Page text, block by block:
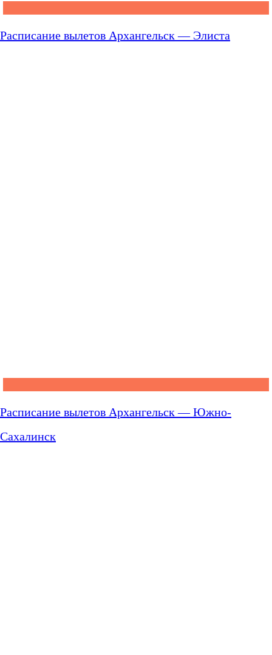
Расписание вылетов Архангельск — Элиста
Расписание вылетов Архангельск — Южно-
Сахалинск